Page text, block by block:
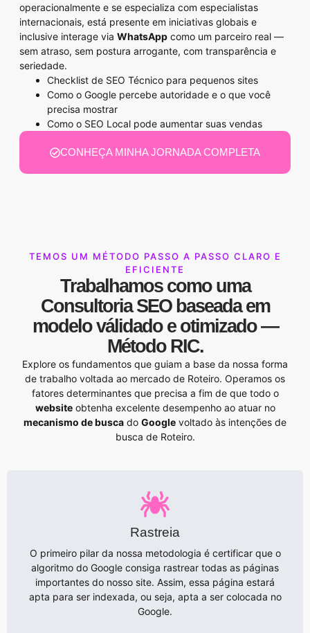
operacionalmente e se especializa com especialistas
internacionais, está presente em iniciativas globais e
inclusive interage via WhatsApp como um parceiro real —
sem atraso, sem postura arrogante, com transparência e
seriedade.
Checklist de SEO Técnico para pequenos sites
Como o Google percebe autoridade e o que você
precisa mostrar
Como o SEO Local pode aumentar suas vendas
CONHEÇA MINHA JORNADA COMPLETA
TEMOS UM MÉTODO PASSO A PASSO CLARO E
EFICIENTE
Trabalhamos como uma
Consultoria SEObaseada em
modelo válidado e otimizado —
Método RIC.
Explore os fundamentos que guiam a base da nossa forma
de trabalho voltada ao mercado de Roteiro. Operamos os
fatores determinantes que precisa a fim de que todo o
websiteobtenha excelente desempenho ao atuar no
mecanismo de busca do Google voltado às intenções de
busca de Roteiro.
Rastreia
O primeiro pilar da nossa metodologia é certificar que o
algoritmo do Google consiga rastrear todas as páginas
importantes do nosso site. Assim, essa página estará
apta para ser indexada, ou seja, apta a ser colocada no
Google.